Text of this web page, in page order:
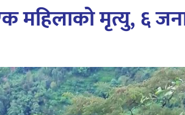
महिलाको मृत्यु, ६